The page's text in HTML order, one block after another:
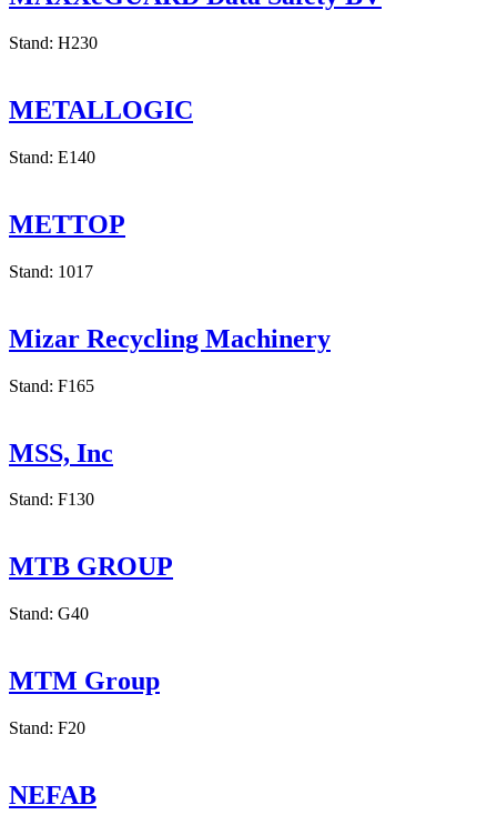
MAXXeGUARD Data Safety BV
Stand: H230
METALLOGIC
Stand: E140
METTOP
Stand: 1017
Mizar Recycling Machinery
Stand: F165
MSS, Inc
Stand: F130
MTB GROUP
Stand: G40
MTM Group
Stand: F20